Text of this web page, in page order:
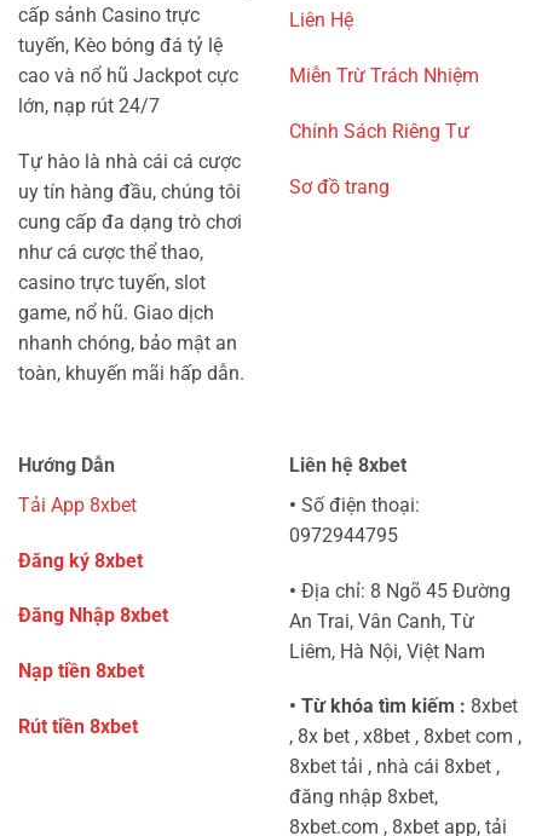
cấp sảnh Casino trực
tuyến, Kèo bóng đá tỷ lệ
cao và nổ hũ Jackpot cực
lớn, nạp rút 24/7
Tự hào là nhà cái cá cược
uy tín hàng đầu, chúng tôi
cung cấp đa dạng trò chơi
như cá cược thể thao,
casino trực tuyến, slot
game, nổ hũ. Giao dịch
nhanh chóng, bảo mật an
toàn, khuyến mãi hấp dẫn.
Liên Hệ
Miễn Trừ Trách Nhiệm
Chính Sách Riêng Tư
Sơ đồ trang
Hướng Dẫn
Tải App 8xbet
Đăng ký 8xbet
Đăng Nhập 8xbet
Nạp tiền 8xbet
Rút tiền 8xbet
Liên hệ 8xbet
• Số điện thoại:
0972944795
• Địa chỉ: 8 Ngõ 45 Đường
An Trai, Vân Canh, Từ
Liêm, Hà Nội, Việt Nam
• Từ khóa tìm kiếm : 8xbet
, 8x bet , x8bet , 8xbet com ,
8xbet tải , nhà cái 8xbet ,
đăng nhập 8xbet,
8xbet.com , 8xbet app, tải